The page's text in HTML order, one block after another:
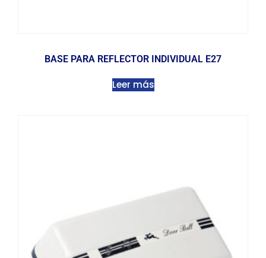
BASE PARA REFLECTOR INDIVIDUAL E27
Leer más